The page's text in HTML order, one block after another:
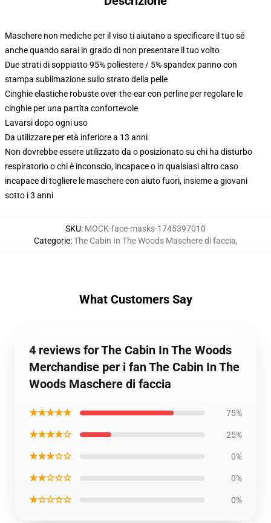
Maschere non mediche per il viso ti aiutano a specificare il tuo sé
anche quando sarai in grado di non presentare il tuo volto
Due strati di soppiatto 95% poliestere / 5% spandex panno con
stampa sublimazione sullo strato della pelle
Cinghie elastiche robuste over-the-ear con perline per regolare le
cinghie per una partita confortevole
Lavarsi dopo ogni uso
Da utilizzare per età inferiore a 13 anni
Non dovrebbe essere utilizzato da o posizionato su chi ha disturbo
respiratorio o chi è inconscio, incapace o in qualsiasi altro caso
incapace di togliere le maschere con aiuto fuori, insieme a giovani
sotto i 3 anni
SKU: MOCK-face-masks-1745397010
Categorie:The Cabin In The Woods Maschere di faccia,
What Customers Say
4 reviews for The Cabin In The Woods
Merchandise per i fan The Cabin In The
Woods Maschere di faccia
★★★★★ 75%
★★★★☆ 25%
★★★☆☆ 0%
★★☆☆☆ 0%
★☆☆☆☆ 0%